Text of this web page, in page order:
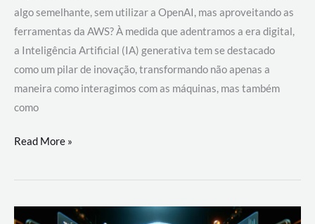
algo semelhante, sem utilizar a OpenAI, mas aproveitando as
ferramentas da AWS? À medida que adentramos a era digital,
a Inteligência Artificial (IA) generativa tem se destacado
como um pilar de inovação, transformando não apenas a
maneira como interagimos com as máquinas, mas também
como
Desenvolvimento
um
com
Read More »